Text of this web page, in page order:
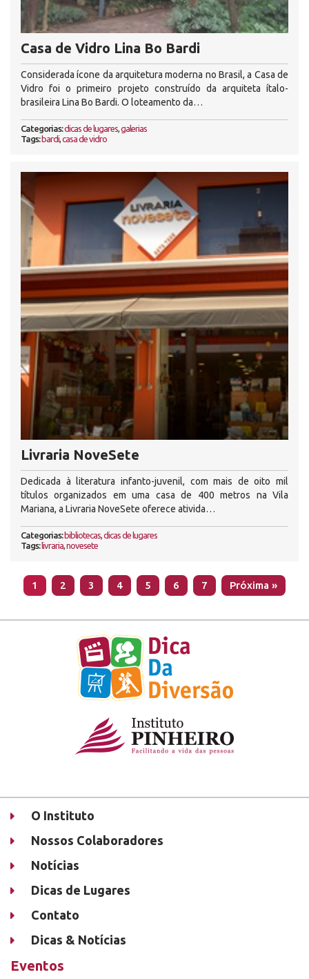
Casa de Vidro Lina Bo Bardi
Considerada ícone da arquitetura moderna no Brasil, a Casa de
Vidro foi o primeiro projeto construído da arquiteta ítalo-
brasileira Lina Bo Bardi. O loteamento da…
Categorias:dicas de lugares,galerias
Tags: bardi,casa de vidro
Livraria NoveSete
Dedicada à literatura infanto-juvenil, com mais de oito mil
títulos organizados em uma casa de 400 metros na Vila
Mariana, a Livraria NoveSete oferece ativida…
Categorias: bibliotecas,dicas de lugares
Tags: livraria,novesete
1 2 3 4 5 6 7 Próxima »
O Instituto
Nossos Colaboradores
Notícias
Dicas de Lugares
Contato
Dicas & Notícias
Eventos